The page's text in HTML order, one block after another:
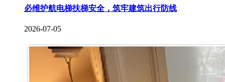
必维护航电梯扶梯安全，筑牢建筑出行防线
2026-07-05